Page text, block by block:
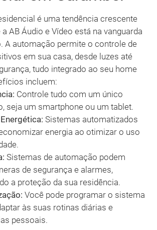
é uma tendência crescente
AB Áudio e Vídeo está na vanguarda
A automação permite o controle de
em sua casa, desde luzes até
tudo integrado ao seu home
incluem:
Controle tudo com um único
seja um smartphone ou um tablet.
Sistemas automatizados
energia ao otimizar o uso
Sistemas de automação podem
de segurança e alarmes,
a proteção da sua residência.
Você pode programar o sistema
às suas rotinas diárias e
pessoais.